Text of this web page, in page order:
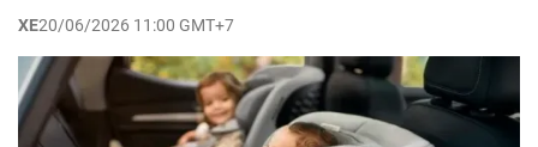
XE20/06/2026 11:00 GMT+7